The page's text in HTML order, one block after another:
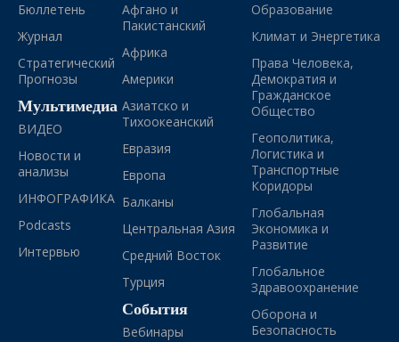
Бюллетень
Журнал
Стратегический
Прогнозы
Мультимедиа
ВИДЕО
Новости и
анализы
ИНФОГРАФИКА
Podcasts
Интервью
Афгано и
Пакистанский
Африка
Америки
Азиатско и
Тихоокеанский
Евразия
Европа
Балканы
Центральная Азия
Средний Восток
Турция
События
Вебинары
Образование
Климат и Энергетика
Права Человека,
Демократия и
Гражданское
Общество
Геополитика,
Логистика и
Транспортные
Коридоры
Глобальная
Экономика и
Развитие
Глобальное
Здравоохранение
Оборона и
Безопасность